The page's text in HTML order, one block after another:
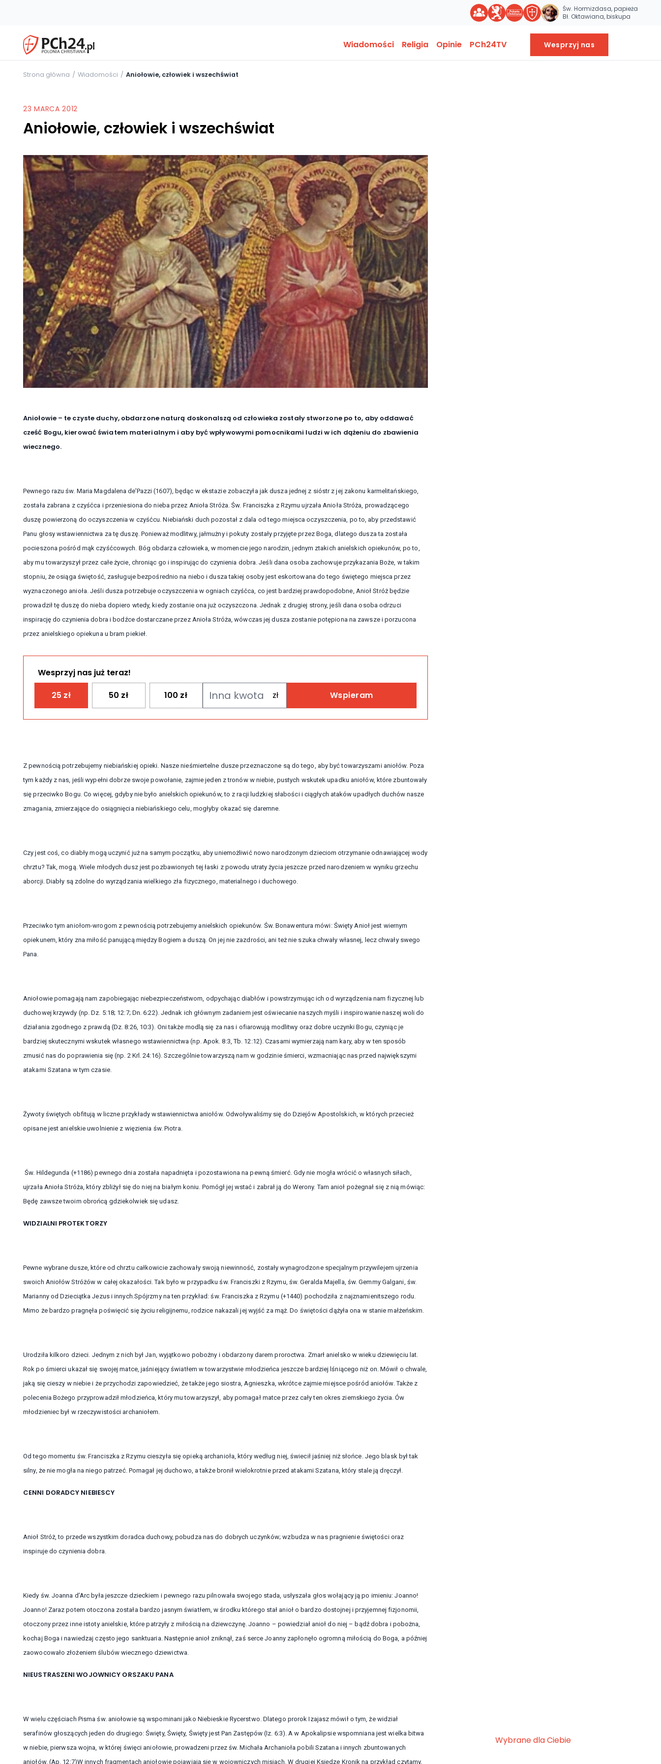
Św. Hormizdasa, papieża
Bł. Oktawiana, biskupa
Wiadomości Religia Opinie PCh24TV Wesprzyj nas
Strona główna Wiadomości Aniołowie, człowiek i wszechświat
23 MARCA 2012
Aniołowie, człowiek i wszechświat
Aniołowie – te czyste duchy, obdarzone naturą doskonalszą od człowieka zostały stworzone po to, aby oddawać
cześć Bogu, kierować światem materialnym i aby być wpływowymi pomocnikami ludzi w ich dążeniu do zbawienia
wiecznego.
Pewnego razu św. Maria Magdalena de’Pazzi (1607), będąc w ekstazie zobaczyła jak dusza jednej z sióstr z jej zakonu karmelitańskiego,
została zabrana z czyśćca i przeniesiona do nieba przez Anioła Stróża. Św. Franciszka z Rzymu ujrzała Anioła Stróża, prowadzącego
duszę powierzoną do oczyszczenia w czyśćcu. Niebiański duch pozostał z dala od tego miejsca oczyszczenia, po to, aby przedstawić
Panu głosy wstawiennictwa za tę duszę. Ponieważ modlitwy, jałmużny i pokuty zostały przyjęte przez Boga, dlatego dusza ta została
pocieszona pośród mąk czyśćcowych. Bóg obdarza człowieka, w momencie jego narodzin, jednym ztakich anielskich opiekunów, po to,
aby mu towarzyszył przez całe życie, chroniąc go i inspirując do czynienia dobra. Jeśli dana osoba zachowuje przykazania Boże, w takim
stopniu, że osiąga świętość, zasługuje bezpośrednio na niebo i dusza takiej osoby jest eskortowana do tego świętego miejsca przez
wyznaczonego anioła. Jeśli dusza potrzebuje oczyszczenia w ogniach czyśćca, co jest bardziej prawdopodobne, Anioł Stróż będzie
prowadził tę duszę do nieba dopiero wtedy, kiedy zostanie ona już oczyszczona. Jednak z drugiej strony, jeśli dana osoba odrzuci
inspirację do czynienia dobra i bodźce dostarczane przez Anioła Stróża, wówczas jej dusza zostanie potępiona na zawsze i porzucona
przez anielskiego opiekuna u bram piekieł.
Wesprzyj nas już teraz!
25 zł 50 zł 100 zł Wspieram
Z pewnością potrzebujemy niebiańskiej opieki. Nasze nieśmiertelne dusze przeznaczone są do tego, aby być towarzyszami aniołów. Poza
tym każdy z nas, jeśli wypełni dobrze swoje powołanie, zajmie jeden z tronów w niebie, pustych wskutek upadku aniołów, które zbuntowały
się przeciwko Bogu. Co więcej, gdyby nie było anielskich opiekunów, to z racji ludzkiej słabości i ciągłych ataków upadłych duchów nasze
zmagania, zmierzające do osiągnięcia niebiańskiego celu, mogłyby okazać się daremne.
Czy jest coś, co diabły mogą uczynić już na samym początku, aby uniemożliwić nowo narodzonym dzieciom otrzymanie odnawiającej wody
chrztu? Tak, mogą. Wiele młodych dusz jest pozbawionych tej łaski z powodu utraty życia jeszcze przed narodzeniem w wyniku grzechu
aborcji. Diabły są zdolne do wyrządzania wielkiego zła fizycznego, materialnego i duchowego.
Przeciwko tym aniołom-wrogom z pewnością potrzebujemy anielskich opiekunów. Św. Bonawentura mówi: Święty Anioł jest wiernym
opiekunem, który zna miłość panującą między Bogiem a duszą. On jej nie zazdrości, ani też nie szuka chwały własnej, lecz chwały swego
Pana.
Aniołowie pomagają nam zapobiegając niebezpieczeństwom, odpychając diabłów i powstrzymując ich od wyrządzenia nam fizycznej lub
duchowej krzywdy (np. Dz. 5:18; 12:7; Dn. 6:22). Jednak ich głównym zadaniem jest oświecanie naszych myśli i inspirowanie naszej woli do
działania zgodnego z prawdą (Dz. 8:26, 10:3). Oni także modlą się za nas i ofiarowują modlitwy oraz dobre uczynki Bogu, czyniąc je
bardziej skutecznymi wskutek własnego wstawiennictwa (np. Apok. 8:3, Tb. 12:12). Czasami wymierzają nam kary, aby w ten sposób
zmusić nas do poprawienia się (np. 2 Krl. 24:16). Szczególnie towarzyszą nam w godzinie śmierci, wzmacniając nas przed największymi
atakami Szatana w tym czasie.
Żywoty świętych obfitują w liczne przykłady wstawiennictwa aniołów. Odwoływaliśmy się do Dziejów Apostolskich, w których przecież
opisane jest anielskie uwolnienie z więzienia św. Piotra.
Św. Hildegunda (+1186) pewnego dnia została napadnięta i pozostawiona na pewną śmierć. Gdy nie mogła wrócić o własnych siłach,
ujrzała Anioła Stróża, który zbliżył się do niej na białym koniu. Pomógł jej wstać i zabrał ją do Werony. Tam anioł pożegnał się z nią mówiąc:
Będę zawsze twoim obrońcą gdziekolwiek się udasz.
WIDZIALNI PROTEKTORZY
Pewne wybrane dusze, które od chrztu całkowicie zachowały swoją niewinność, zostały wynagrodzone specjalnym przywilejem ujrzenia
swoich Aniołów Stróżów w całej okazałości. Tak było w przypadku św. Franciszki z Rzymu, św. Geralda Majella, św. Gemmy Galgani, św.
Marianny od Dzieciątka Jezus i innych.Spójrzmy na ten przykład: św. Franciszka z Rzymu (+1440) pochodziła z najznamienitszego rodu.
Mimo że bardzo pragnęła poświęcić się życiu religijnemu, rodzice nakazali jej wyjść za mąż. Do świętości dążyła ona w stanie małżeńskim.
Urodziła kilkoro dzieci. Jednym z nich był Jan, wyjątkowo pobożny i obdarzony darem proroctwa. Zmarł anielsko w wieku dziewięciu lat.
Rok po śmierci ukazał się swojej matce, jaśniejący światłem w towarzystwie młodzieńca jeszcze bardziej lśniącego niż on. Mówił o chwale,
jaką się cieszy w niebie i że przychodzi zapowiedzieć, że także jego siostra, Agnieszka, wkrótce zajmie miejsce pośród aniołów. Także z
polecenia Bożego przyprowadził młodzieńca, który mu towarzyszył, aby pomagał matce przez cały ten okres ziemskiego życia. Ów
młodzieniec był w rzeczywistości archaniołem.
Od tego momentu św. Franciszka z Rzymu cieszyła się opieką archanioła, który według niej, świecił jaśniej niż słońce. Jego blask był tak
silny, że nie mogła na niego patrzeć. Pomagał jej duchowo, a także bronił wielokrotnie przed atakami Szatana, który stale ją dręczył.
CENNI DORADCY NIEBIESCY
Anioł Stróż, to przede wszystkim doradca duchowy, pobudza nas do dobrych uczynków; wzbudza w nas pragnienie świętości oraz
inspiruje do czynienia dobra.
Kiedy św. Joanna d’Arc była jeszcze dzieckiem i pewnego razu pilnowała swojego stada, usłyszała głos wołający ją po imieniu: Joanno!
Joanno! Zaraz potem otoczona została bardzo jasnym światłem, w środku którego stał anioł o bardzo dostojnej i przyjemnej fizjonomii,
otoczony przez inne istoty anielskie, które patrzyły z miłością na dziewczynę. Joanno – powiedział anioł do niej – bądź dobra i pobożna,
kochaj Boga i nawiedzaj często jego sanktuaria. Następnie anioł zniknął, zaś serce Joanny zapłonęło ogromną miłością do Boga, a później
zaowocowało złożeniem ślubów wiecznego dziewictwa.
NIEUSTRASZENI WOJOWNICY ORSZAKU PANA
W wielu częściach Pisma św. aniołowie są wspominani jako Niebieskie Rycerstwo. Dlatego prorok Izajasz mówił o tym, że widział
serafinów głoszących jeden do drugiego: Święty, Święty, Święty jest Pan Zastępów (Iz. 6:3). A w Apokalipsie wspomniana jest wielka bitwa
w niebie, pierwsza wojna, w której święci aniołowie, prowadzeni przez św. Michała Archanioła pobili Szatana i innych zbuntowanych
aniołów. (Ap. 12:7)W innych fragmentach aniołowie pojawiają się w wojowniczych misjach. W drugiej Księdze Kronik na przykład czytamy,
Wybrane dla Ciebie